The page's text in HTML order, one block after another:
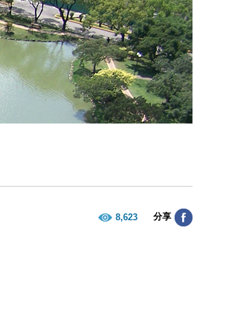
8,623 分享